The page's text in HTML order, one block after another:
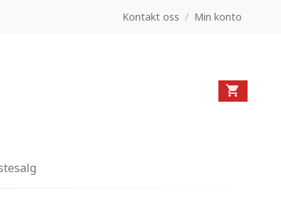
Kontakt oss / Min konto